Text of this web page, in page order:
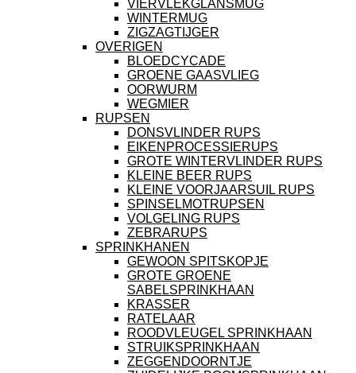
VIERVLEKGLANSMUG
WINTERMUG
ZIGZAGTIJGER
OVERIGEN
BLOEDCYCADE
GROENE GAASVLIEG
OORWURM
WEGMIER
RUPSEN
DONSVLINDER RUPS
EIKENPROCESSIERUPS
GROTE WINTERVLINDER RUPS
KLEINE BEER RUPS
KLEINE VOORJAARSUIL RUPS
SPINSELMOTRUPSEN
VOLGELING RUPS
ZEBRARUPS
SPRINKHANEN
GEWOON SPITSKOPJE
GROTE GROENE
SABELSPRINKHAAN
KRASSER
RATELAAR
ROODVLEUGEL SPRINKHAAN
STRUIKSPRINKHAAN
ZEGGENDOORNTJE